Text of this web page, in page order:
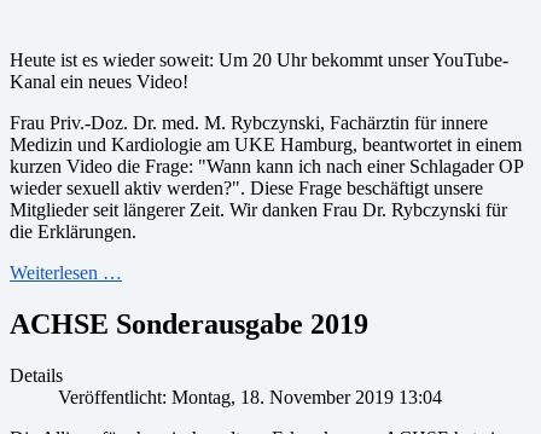
Heute ist es wieder soweit: Um 20 Uhr bekommt unser YouTube-
Kanal ein neues Video!
Frau Priv.-Doz. Dr. med. M. Rybczynski, Fachärztin für innere
Medizin und Kardiologie am UKE Hamburg, beantwortet in einem
kurzen Video die Frage: "Wann kann ich nach einer Schlagader OP
wieder sexuell aktiv werden?". Diese Frage beschäftigt unsere
Mitglieder seit längerer Zeit. Wir danken Frau Dr. Rybczynski für
die Erklärungen.
Weiterlesen …
ACHSE Sonderausgabe 2019
Details
Veröffentlicht: Montag, 18. November 2019 13:04